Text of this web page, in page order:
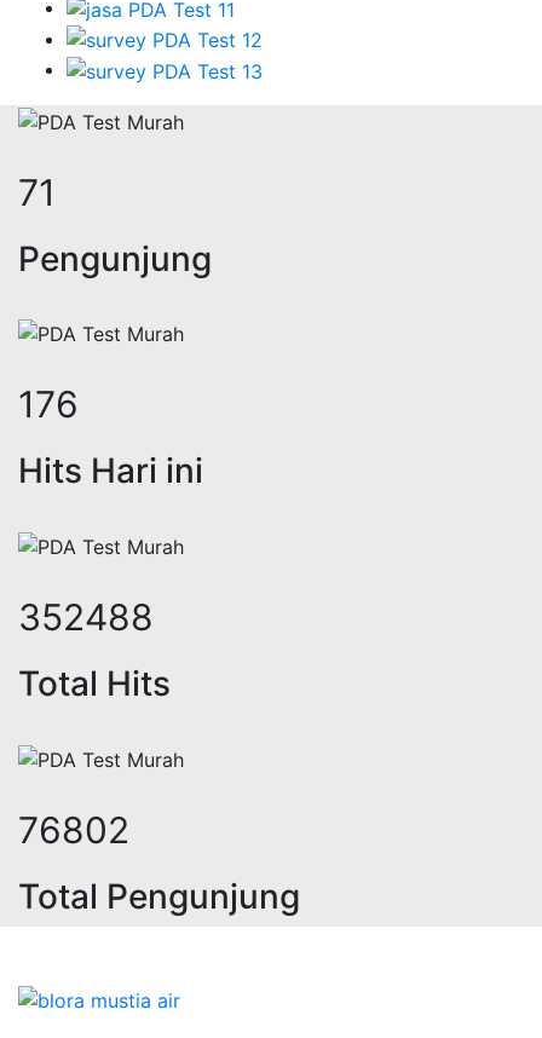
88
Pengunjung
218
Hits Hari ini
437767
Total Hits
95074
Total Pengunjung